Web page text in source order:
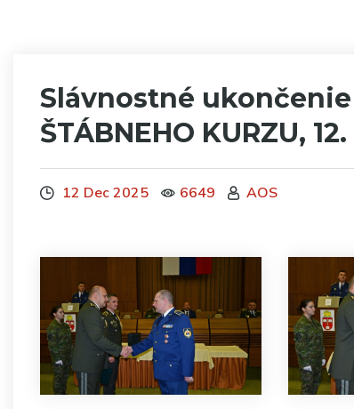
Slávnostné ukončenie
ŠTÁBNEHO KURZU,
12 Dec 2025 6649 AOS